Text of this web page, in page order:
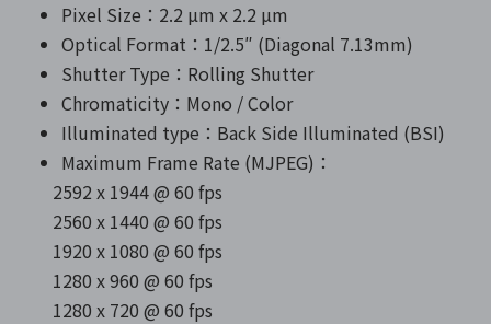
Pixel Size：2.2 µm x 2.2 µm
Optical Format：1/2.5″ (Diagonal 7.13mm)
Shutter Type：Rolling Shutter
Chromaticity：Mono / Color
Illuminated type：Back Side Illuminated (BSI)
Maximum Frame Rate (MJPEG)：
2592 x 1944 @ 60 fps
2560 x 1440 @ 60 fps
1920 x 1080 @ 60 fps
1280 x 960 @ 60 fps
1280 x 720 @ 60 fps